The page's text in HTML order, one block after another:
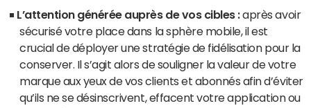
L’attention générée auprès de vos cibles :après avoir
sécurisé votre place dans la sphère mobile, il est
crucial de déployer une stratégie de fidélisation pour la
conserver. Il s’agit alors de souligner la valeur de votre
marque aux yeux de vos clients et abonnés afin d’éviter
qu’ils ne se désinscrivent, effacent votre application ou